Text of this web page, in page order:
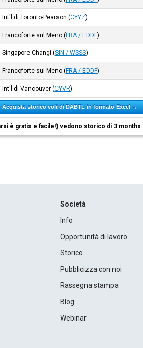
Int'l di Toronto-Pearson (CYYZ)
Francoforte sul Meno (FRA / EDDF)
Singapore-Changi (SIN / WSSS)
Francoforte sul Meno (FRA / EDDF)
Int'l di Vancouver (CYVR)
Acquista storico voli di DABTL in formato Excel →
è gratis e facile!) vedono storico di 3 months
Società
Info
Opportunità di lavoro
Storico
Pubblicizza con noi
Rassegna stampa
Blog
Webinar